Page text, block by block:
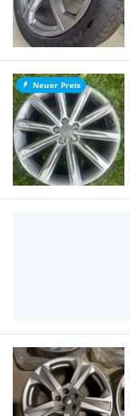
Neuer Preis